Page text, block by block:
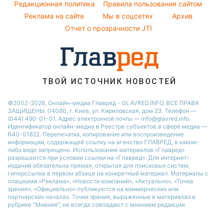
София Ротару
Ольга Сумская
Новости Черкассы
Новости Ровно
Погода на завтра
Пылевая буря
Редакционная политика
Правила пользования сайтом
Реклама на сайте
Мы в соцсетях
Архив
Отчет о прозрачности JTI
ТВОЙ ИСТОЧНИК НОВОСТЕЙ
©2002-2026, Онлайн-медиа Главред - GLAVRED.INFO. ВСЕ ПРАВА
ЗАЩИЩЕНЫ. 04080, г. Киев, ул. Кириловская, дом 23. Телефон —
(044) 490-01-01. Адрес электронной почты — info@glavred.info.
Идентификатор онлайн-медиа в Реестре cубъектов в сфере медиа —
R40-01822. Перепечатка, копирование или воспроизведение
информации, содержащей ссылку на агенство ГЛАВРЕД, в каком-
либо виде запрещено. Использование материалов «Главред»
разрешается при условии ссылки на «Главред». Для интернет-
изданий обязательна прямая, открытая для поисковых систем,
гиперссылка в первом абзаце на конкретный материал. Материалы с
плашками «Реклама», «Новости компаний», «Актуально», «Точка
зрения», «Официально» публикуются на коммерческих или
партнерских началах. Точки зрения, выраженные в материалах в
рубрике "Мнения", не всегда совпадают с мнением редакции.